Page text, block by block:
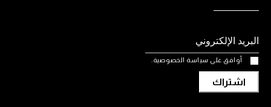
أوافق على سياسة الخصوصية.
اشتراك